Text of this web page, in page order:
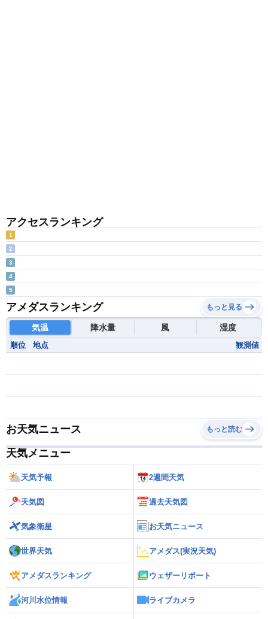
アクセスランキング
1
2
3
4
5
アメダスランキング もっと見る
気温 降水量 風 湿度
順位 地点 観測値
お天気ニュース もっと読む
天気メニュー
天気予報 2週間天気
天気図 過去天気図
気象衛星 お天気ニュース
世界天気 アメダス(実況天気)
アメダスランキング ウェザーリポート
河川水位情報 ライブカメラ